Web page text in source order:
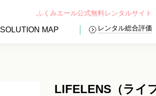
SOLUTION MAP レンタル総合評価
ふくみエール公式無料レンタルサイト
LIFELENS（ライ